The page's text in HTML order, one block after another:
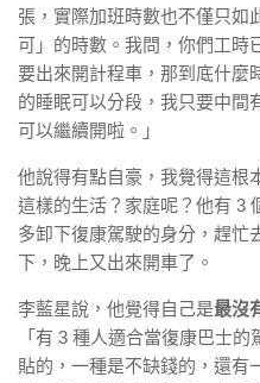
張，實際加班時數也不僅只如
可」的時數。我問，你們工時
要出來開計程車，那到底什麼
的睡眠可以分段，我只要中間
可以繼續開啦。」
他說得有點自豪，我覺得這根
這樣的生活？家庭呢？他有 3
多卸下復康駕駛的身分，趕忙
下，晚上又出來開車了。
李藍星說，他覺得自己是最沒
「有 3 種人適合當復康巴士
貼的，一種是不缺錢的，還有